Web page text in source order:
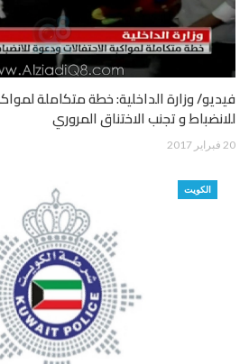
فيديو/ وزارة الداخلية: خطة متكاملة
للانضباط و تجنب الاختناق المروري
20 فبراير 2017
الكويت